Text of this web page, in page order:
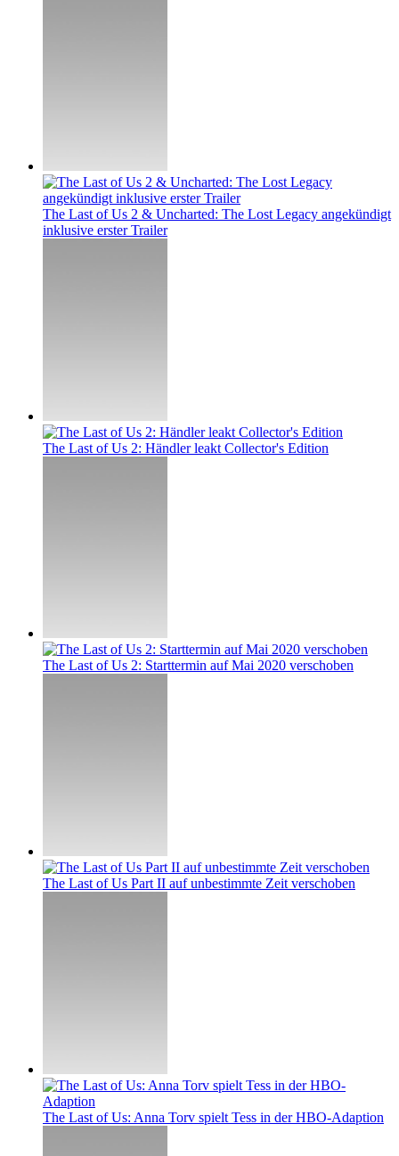
The Last of Us 2 & Uncharted: The Lost Legacy angekündigt
inklusive erster Trailer
The Last of Us 2: Händler leakt Collector's Edition
The Last of Us 2: Starttermin auf Mai 2020 verschoben
The Last of Us Part II auf unbestimmte Zeit verschoben
The Last of Us: Anna Torv spielt Tess in der HBO-Adaption